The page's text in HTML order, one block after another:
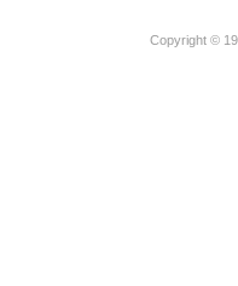
Copyright ©